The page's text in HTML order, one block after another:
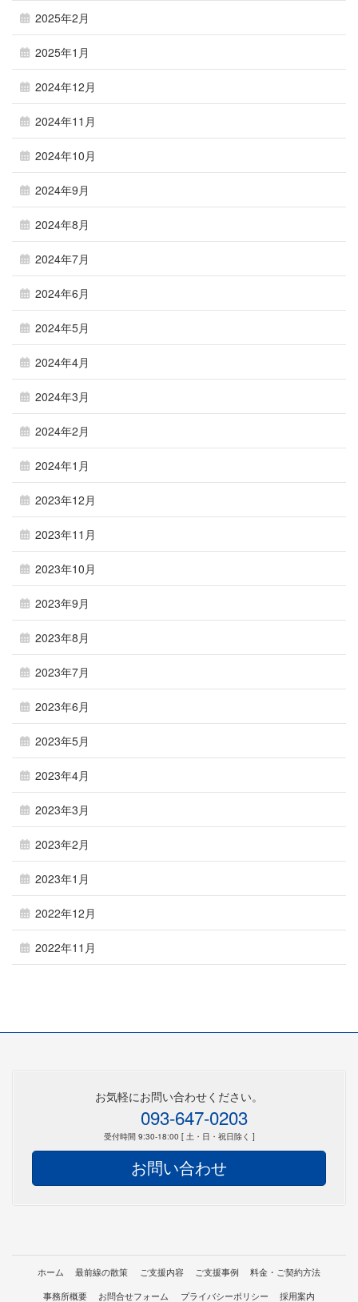
2025年2月
2025年1月
2024年12月
2024年11月
2024年10月
2024年9月
2024年8月
2024年7月
2024年6月
2024年5月
2024年4月
2024年3月
2024年2月
2024年1月
2023年12月
2023年11月
2023年10月
2023年9月
2023年8月
2023年7月
2023年6月
2023年5月
2023年4月
2023年3月
2023年2月
2023年1月
2022年12月
2022年11月
お気軽にお問い合わせください。
093-647-0203
受付時間 9:30-18:00 [ 土・日・祝日除く ]
お問い合わせ
ホーム 最前線の散策 ご支援内容 ご支援事例
料金・ご契約方法
事務所概要
お問合せフォーム プライバシーポリシー 採用案内